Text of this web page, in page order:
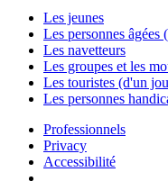
Les jeunes
Les personnes âgées
Les navetteurs
Les groupes et les
Les touristes (d'un
Les personnes
Professionnels
Privacy
Accessibilité